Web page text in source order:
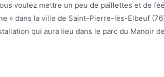
voulez mettre un peu de paillettes et de
» dans la ville de Saint-Pierre-lès-Elbeuf
qui aura lieu dans le parc du Manoir